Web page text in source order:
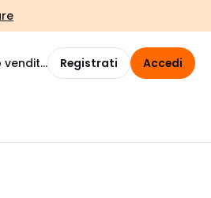
vendita Registrati Accedi